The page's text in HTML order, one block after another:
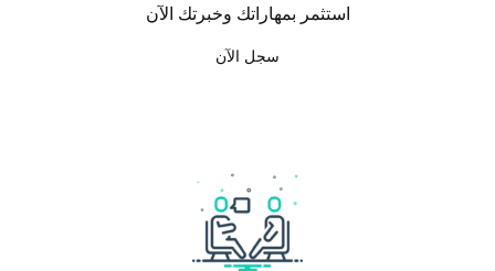
استثمر بمهاراتك وخبرتك الآن
سجل الآن